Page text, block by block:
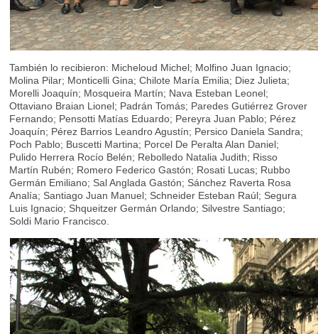
También lo recibieron: Micheloud Michel; Molfino Juan Ignacio;
Molina Pilar; Monticelli Gina; Chilote María Emilia; Diez Julieta;
Morelli Joaquín; Mosqueira Martín; Nava Esteban Leonel;
Ottaviano Braian Lionel; Padrán Tomás; Paredes Gutiérrez Grover
Fernando; Pensotti Matías Eduardo; Pereyra Juan Pablo; Pérez
Joaquín; Pérez Barrios Leandro Agustín; Persico Daniela Sandra;
Poch Pablo; Buscetti Martina; Porcel De Peralta Alan Daniel;
Pulido Herrera Rocío Belén; Rebolledo Natalia Judith; Risso
Martín Rubén; Romero Federico Gastón; Rosati Lucas; Rubbo
Germán Emiliano; Sal Anglada Gastón; Sánchez Raverta Rosa
Analía; Santiago Juan Manuel; Schneider Esteban Raúl; Segura
Luis Ignacio; Shqueitzer Germán Orlando; Silvestre Santiago;
Soldi Mario Francisco.